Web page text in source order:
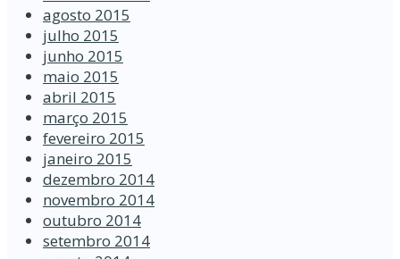
agosto 2015
julho 2015
junho 2015
maio 2015
abril 2015
março 2015
fevereiro 2015
janeiro 2015
dezembro 2014
novembro 2014
outubro 2014
setembro 2014